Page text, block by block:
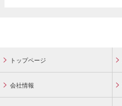
トップページ
会社情報